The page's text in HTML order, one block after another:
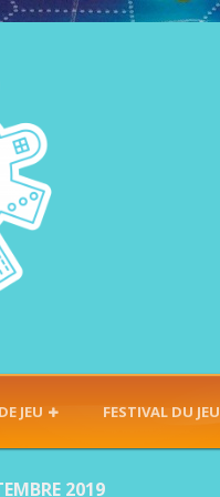
JEU FESTIVAL DU JEU
2019